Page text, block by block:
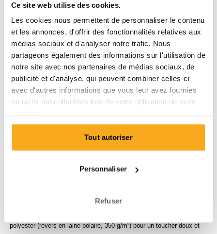
Ce site web utilise des cookies.
Les cookies nous permettent de personnaliser le contenu
et les annonces, d'offrir des fonctionnalités relatives aux
médias sociaux et d'analyser notre trafic. Nous
partageons également des informations sur l'utilisation de
notre site avec nos partenaires de médias sociaux, de
publicité et d'analyse, qui peuvent combiner celles-ci
avec d'autres informations que vous leur avez fournies
ou qu'ils ont collectées lors de votre utilisation de leurs
Tout autoriser
Personnaliser
Refuser
Connecte-toi pour consuslter tes crédits
Le survêtement Ocean se compose d'un sweat à capuche et d'un
polyester (revers en laine polaire, 350 g/m²) pour un toucher doux et